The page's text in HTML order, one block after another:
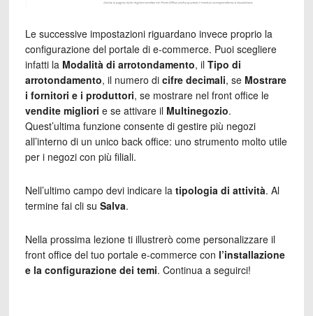
Le successive impostazioni riguardano invece proprio la
configurazione del portale di e-commerce. Puoi scegliere
infatti la Modalità di arrotondamento, il Tipo di
arrotondamento, il numero di cifre decimali, se Mostrare
i fornitori e i produttori, se mostrare nel front office le
vendite migliori e se attivare il Multinegozio.
Quest’ultima funzione consente di gestire più negozi
all’interno di un unico back office: uno strumento molto utile
per i negozi con più filiali.
Nell’ultimo campo devi indicare la tipologia di attività. Al
termine fai cli su Salva.
Nella prossima lezione ti illustrerò come personalizzare il
front office del tuo portale e-commerce con l’installazione
e la configurazione dei temi. Continua a seguirci!